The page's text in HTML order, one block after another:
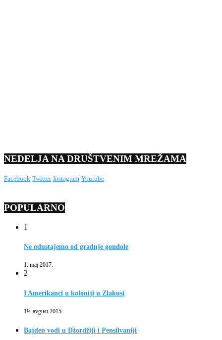
NEDELJA NA DRUŠTVENIM MREŽAMA
Facebook Twitter Instagram Youtube
POPULARNO
1
Ne odustajemo od gradnje gondole
1. maj 2017.
2
I Amerikanci u koloniji u Zlakusi
19. avgust 2015.
Bajden vodi u Džordžiji i Pensilvaniji